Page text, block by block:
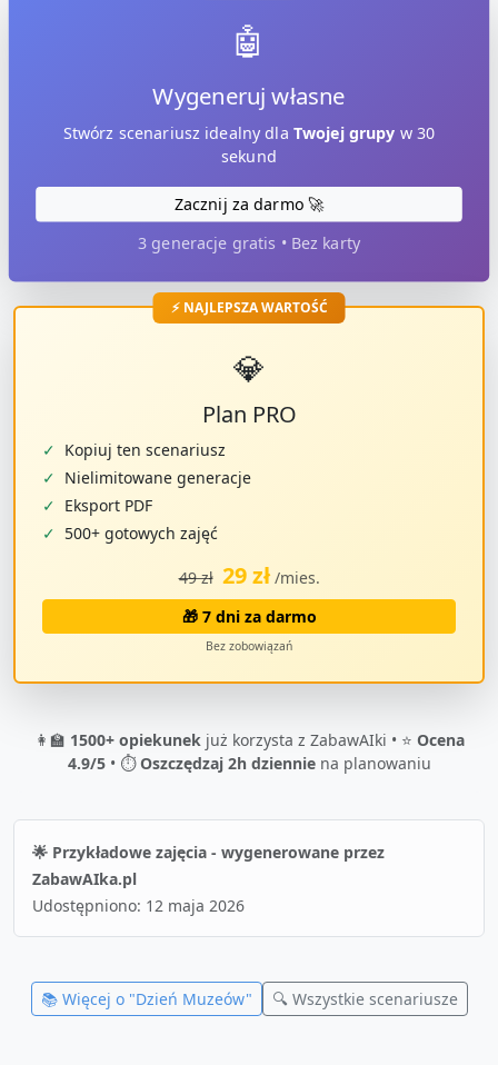
🤖
Wygeneruj własne
Stwórz scenariusz idealny dla Twojej grupy w 30
sekund
Zacznij za darmo 🚀
3 generacje gratis • Bez karty
⚡ NAJLEPSZA WARTOŚĆ
💎
Plan PRO
✓ Kopiuj ten scenariusz
✓ Nielimitowane generacje
✓ Eksport PDF
✓ 500+ gotowych zajęć
49 zł 29 zł /mies.
🎁 7 dni za darmo
Bez zobowiązań
👩‍🏫 1500+ opiekunekjuż korzysta z ZabawAIki • ⭐ Ocena
4.9/5• ⏱️Oszczędzaj 2h dzienniena planowaniu
🌟 Przykładowe zajęcia - wygenerowane przez
ZabawAIka.pl
Udostępniono: 12 maja 2026
📚 Więcej o "Dzień Muzeów" 🔍 Wszystkie scenariusze